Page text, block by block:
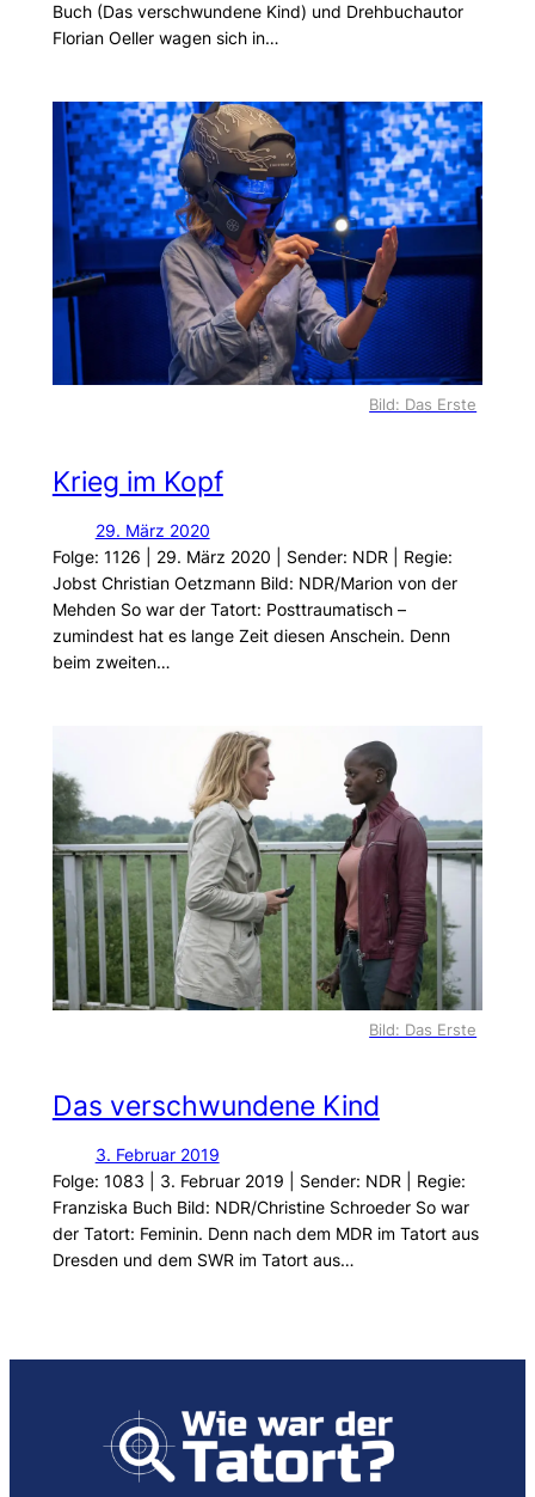
Buch (Das verschwundene Kind) und Drehbuchautor
Florian Oeller wagen sich in…
Bild: Das Erste
Krieg im Kopf
29. März 2020
Folge: 1126 | 29. März 2020 | Sender: NDR | Regie:
Jobst Christian Oetzmann Bild: NDR/Marion von der
Mehden So war der Tatort: Posttraumatisch –
zumindest hat es lange Zeit diesen Anschein. Denn
beim zweiten…
Bild: Das Erste
Das verschwundene Kind
3. Februar 2019
Folge: 1083 | 3. Februar 2019 | Sender: NDR | Regie:
Franziska Buch Bild: NDR/Christine Schroeder So war
der Tatort: Feminin. Denn nach dem MDR im Tatort aus
Dresden und dem SWR im Tatort aus…